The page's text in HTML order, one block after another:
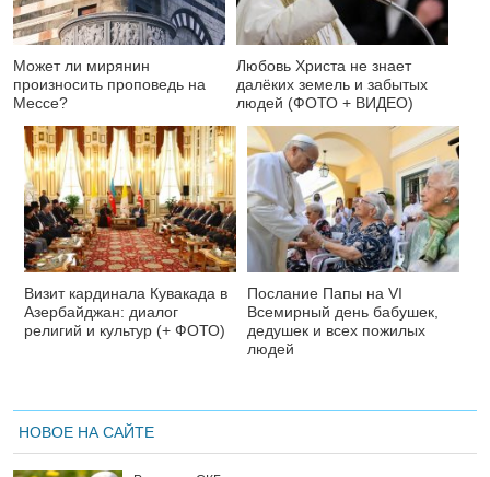
Может ли мирянин
произносить проповедь на
Мессе?
Любовь Христа не знает
далёких земель и забытых
людей (ФОТО + ВИДЕО)
Визит кардинала Кувакада в
Азербайджан: диалог
религий и культур (+ ФОТО)
Послание Папы на VI
Всемирный день бабушек,
дедушек и всех пожилых
людей
НОВОЕ НА САЙТЕ